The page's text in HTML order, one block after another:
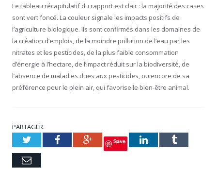
Le tableau récapitulatif du rapport est clair : la majorité des cases
sont vert foncé. La couleur signale les impacts positifs de
l’agriculture biologique. Ils sont confirmés dans les domaines de
la création d’emplois, de la moindre pollution de l’eau par les
nitrates et les pesticides, de la plus faible consommation
d’énergie à l’hectare, de l’impact réduit sur la biodiversité, de
l’absence de maladies dues aux pesticides, ou encore de sa
préférence pour le plein air, qui favorise le bien-être animal.
PARTAGER.
TwitterFacebookGoogle+
Save LinkedInTumblr
Courriel